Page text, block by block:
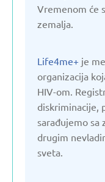
Vremenom će
zemalja.
Life4me+ je
organizacija
HIV-om.
diskriminacije,
sarađujemo sa
drugim
sveta.
Kirgistan
Letonija
Litvanija
Moldavija